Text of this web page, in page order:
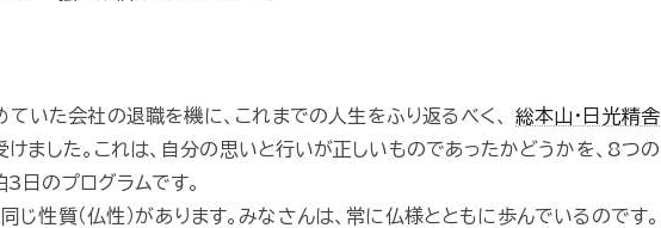
ていた会社の退職を機に、これまでの人生をふり返るべく、 総本山・日光精舎
けました。これは、自分の思いと行いが正しいものであったかどうかを、8つの
日のプログラムです。
じ性質（仏性）があります。みなさんは、常に仏様とともに歩んでいるのです。